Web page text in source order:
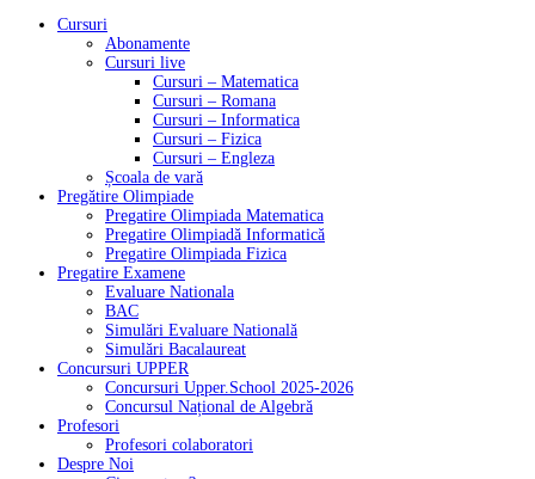
Cursuri
Abonamente
Cursuri live
Cursuri – Matematica
Cursuri – Romana
Cursuri – Informatica
Cursuri – Fizica
Cursuri – Engleza
Școala de vară
Pregătire Olimpiade
Pregatire Olimpiada Matematica
Pregatire Olimpiadă Informatică
Pregatire Olimpiada Fizica
Pregatire Examene
Evaluare Nationala
BAC
Simulări Evaluare Natională
Simulări Bacalaureat
Concursuri UPPER
Concursuri Upper.School 2025-2026
Concursul Național de Algebră
Profesori
Profesori colaboratori
Despre Noi